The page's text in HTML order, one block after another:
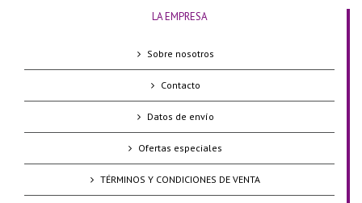
LA EMPRESA
Sobre nosotros
Contacto
Datos de envío
Ofertas especiales
TÉRMINOS Y CONDICIONES DE VENTA